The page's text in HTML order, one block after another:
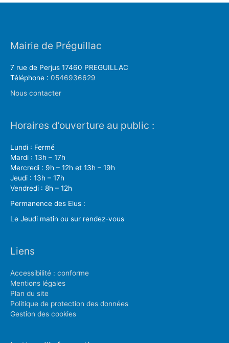
Mairie de Préguillac
7 rue de Perjus 17460 PREGUILLAC
Téléphone : 0546936629
Nous contacter
Horaires d’ouverture au public :
Lundi : Fermé
Mardi : 13h – 17h
Mercredi : 9h – 12h et 13h – 19h
Jeudi : 13h – 17h
Vendredi : 8h – 12h
Permanence des Elus :
Le Jeudi matin ou sur rendez-vous
Liens
Accessibilité : conforme
Mentions légales
Plan du site
Politique de protection des données
Gestion des cookies